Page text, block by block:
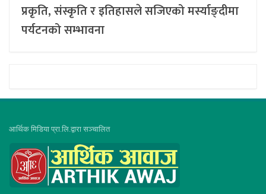
प्रकृति, संस्कृति र इतिहासले सजिएको मर्स्याङ्दीमा
पर्यटनको सम्भावना
आर्थिक मिडिया प्रा.लि.द्वारा सञ्चालित